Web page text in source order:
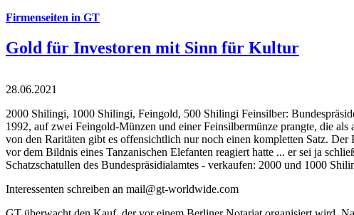
Firmenseiten in GT
Gold für Investoren mit Sinn für Kultur
28.06.2021
2000 Shilingi, 1000 Shilingi, Feingold, 500 Shilingi Feinsilber:
1992, auf zwei Feingold-Münzen und einer Feinsilbermünze prangte, die
von den Raritäten gibt es offensichtlich nur noch einen kompletten Satz.
vor dem Bildnis eines Tanzanischen Elefanten reagiert hatte ... er sei ja
Schatzschatullen des Bundespräsidialamtes - verkaufen: 2000 und 1000
Interessenten schreiben an mail@gt-worldwide.com